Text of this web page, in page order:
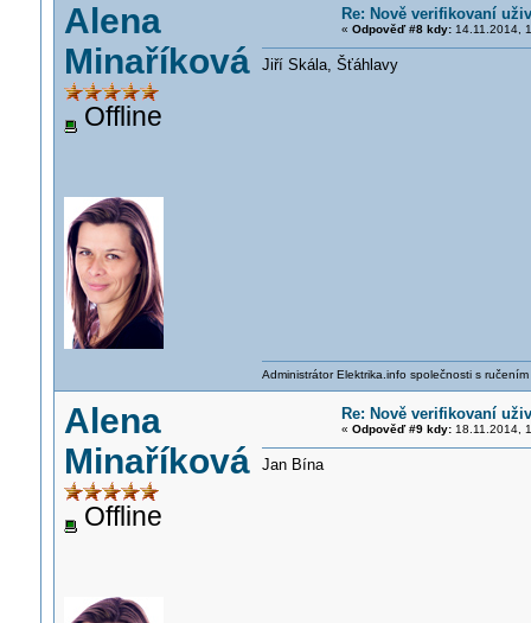
Alena
Minaříková
Offline
Re: Nově verifikovaní
« Odpověď #8 kdy:14.11.2014,
Jiří Skála, Šťáhlavy
Administrátor Elektrika.info společnosti s
Alena
Minaříková
Offline
Re: Nově verifikovaní
« Odpověď #9 kdy:18.11.2014,
Jan Bína